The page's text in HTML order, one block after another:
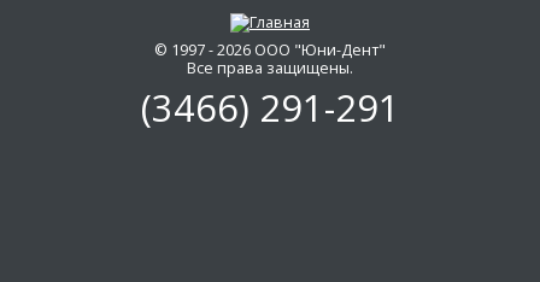
© 1997 - 2026 ООО "Юни-Дент"
Все права защищены.
(3466) 291-291